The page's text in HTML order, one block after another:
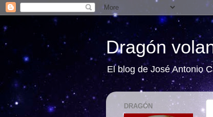
Dragón
El blog de José Antonio
DRAGÓN